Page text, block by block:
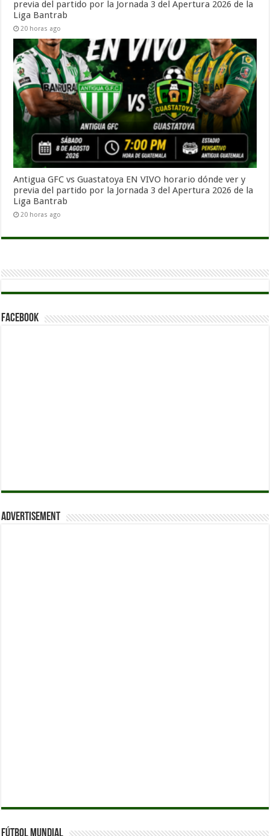
previa del partido por la Jornada 3 del Apertura 2026 de la
Liga Bantrab
20 horas ago
Antigua GFC vs Guastatoya EN VIVO horario dónde ver y
previa del partido por la Jornada 3 del Apertura 2026 de la
Liga Bantrab
20 horas ago
Facebook
Advertisement